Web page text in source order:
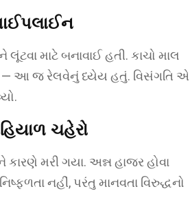
માટે બનાવાઈ હતી. કાચો માલ
— આ જ રેલવેનું ધ્યેય હતું. વિસંગતિ એ
ચહેરો
મરી ગયા. અન્ન હાજર હોવા
નહીં, પરંતુ માનવતા વિરુદ્ધનો